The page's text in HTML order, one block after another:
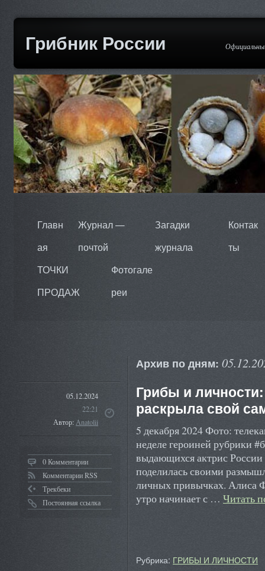
Грибник России
Главн
ая
Журнал —
почтой
Загадки
журнала
Контак
ты
ТОЧКИ
ПРОДАЖ
Фотогале
реи
Архив по дням:
05.12.2024
22:21
Автор:Anatolii
0 Комментарии
Комментарии RSS
Трекбеки
Постоянная ссылка
Грибы и
раскрыла свой
5 декабря 2024 Фото:
неделе героиней рубрики
выдающихся актрис
поделилась своими
личных привычках. Алиса
утро начинает с … Читать
Рубрика: ГРИБЫ И ЛИЧНОСТИ